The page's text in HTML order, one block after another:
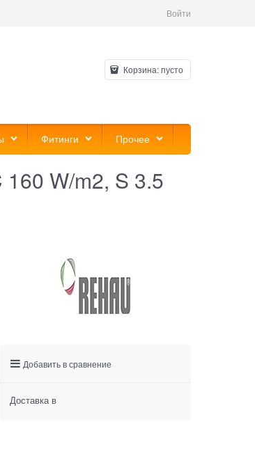
Войти
Корзина:пусто
Фитинги Прочее
W/m2, S 3.5
Добавить в сравнение
Доставка в